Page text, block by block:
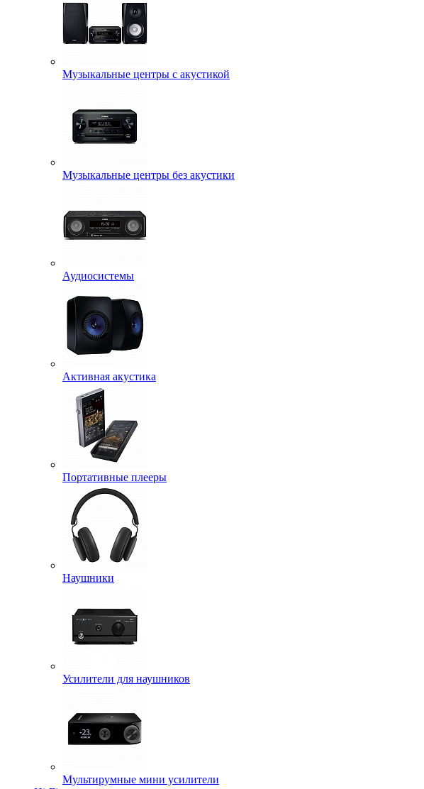
Музыкальные центры с акустикой
Музыкальные центры без акустики
Аудиосистемы
Активная акустика
Портативные плееры
Наушники
Усилители для наушников
Мультирумные мини усилители